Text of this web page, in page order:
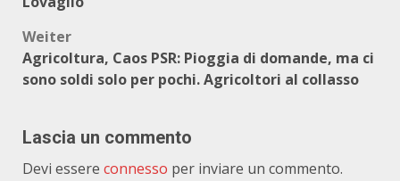
Weiter
Agricoltura, Caos PSR: Pioggia di domande, ma ci
sono soldi solo per pochi. Agricoltori al collasso
Lascia un commento
Devi essere connesso per inviare un commento.